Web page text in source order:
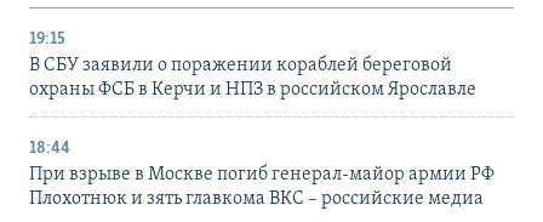
19:15
В СБУ заявили о поражении кораблей береговой
охраны ФСБ в Керчи и НПЗ в российском Ярославле
18:44
При взрыве в Москве погиб генерал-майор армии РФ
Плохотнюк и зять главкома ВКС – российские медиа